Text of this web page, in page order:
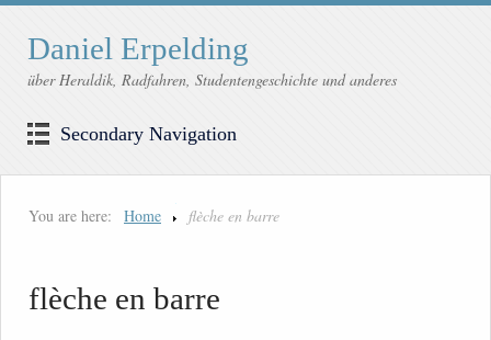
Daniel Erpelding
über Heraldik, Radfahren, Studentengeschichte und anderes
Secondary Navigation
You are here: Home flèche en barre
flèche en barre